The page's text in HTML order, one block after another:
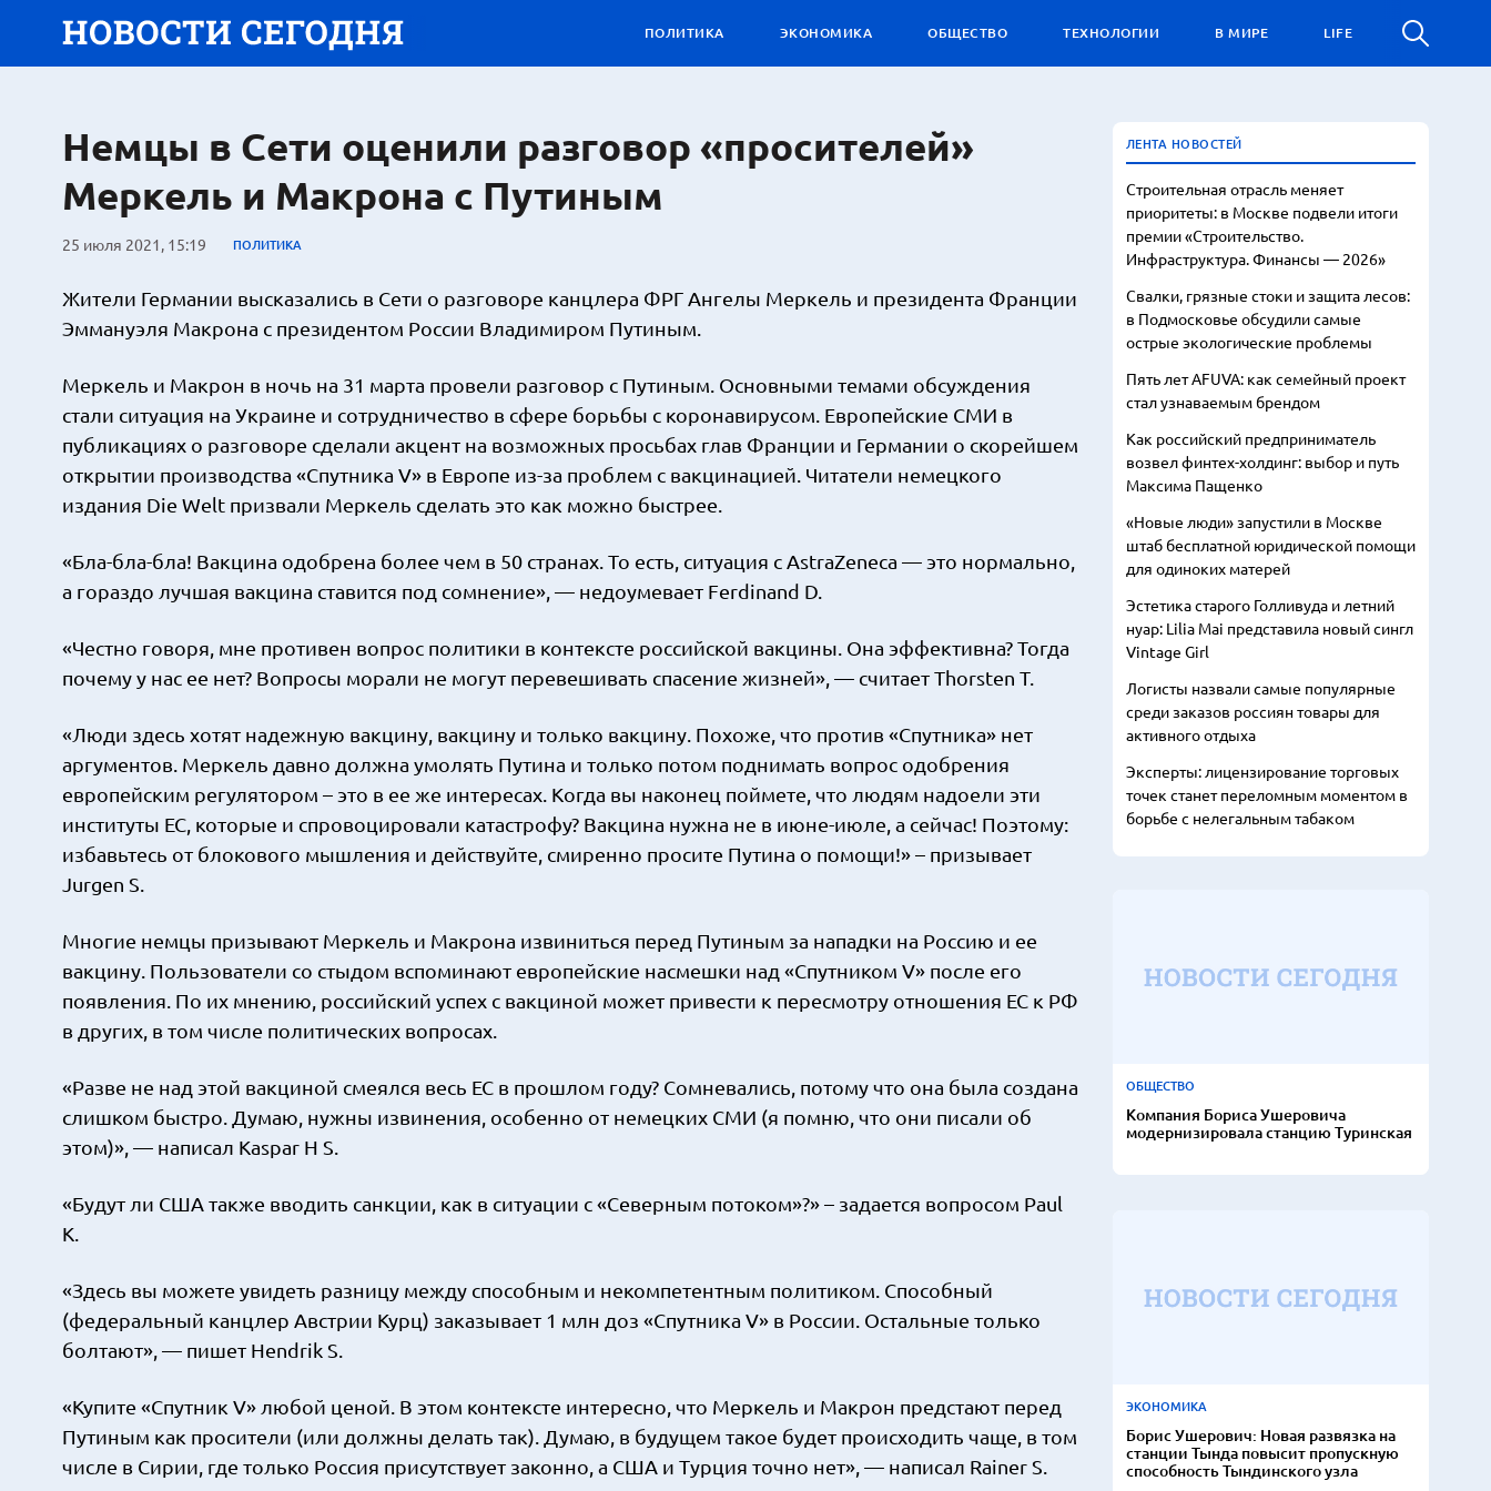
ПОЛИТИКА ЭКОНОМИКА ОБЩЕСТВО ТЕХНОЛОГИИ В МИРЕ LIFE
Немцы в Сети оценили разговор «просителей»
Меркель и Макрона с Путиным
25 июля 2021, 15:19 ПОЛИТИКА
Жители Германии высказались в Сети о разговоре канцлера ФРГ Ангелы Меркель и президента Франции
Эммануэля Макрона с президентом России Владимиром Путиным.
Меркель и Макрон в ночь на 31 марта провели разговор с Путиным. Основными темами обсуждения
стали ситуация на Украине и сотрудничество в сфере борьбы с коронавирусом. Европейские СМИ в
публикациях о разговоре сделали акцент на возможных просьбах глав Франции и Германии о скорейшем
открытии производства «Спутника V» в Европе из-за проблем с вакцинацией. Читатели немецкого
издания Die Welt призвали Меркель сделать это как можно быстрее.
«Бла-бла-бла! Вакцина одобрена более чем в 50 странах. То есть, ситуация с AstraZeneca — это нормально,
а гораздо лучшая вакцина ставится под сомнение», — недоумевает Ferdinand D.
«Честно говоря, мне противен вопрос политики в контексте российской вакцины. Она эффективна? Тогда
почему у нас ее нет? Вопросы морали не могут перевешивать спасение жизней», — считает Thorsten T.
«Люди здесь хотят надежную вакцину, вакцину и только вакцину. Похоже, что против «Спутника» нет
аргументов. Меркель давно должна умолять Путина и только потом поднимать вопрос одобрения
европейским регулятором – это в ее же интересах. Когда вы наконец поймете, что людям надоели эти
институты ЕС, которые и спровоцировали катастрофу? Вакцина нужна не в июне-июле, а сейчас! Поэтому:
избавьтесь от блокового мышления и действуйте, смиренно просите Путина о помощи!» – призывает
Jurgen S.
Многие немцы призывают Меркель и Макрона извиниться перед Путиным за нападки на Россию и ее
вакцину. Пользователи со стыдом вспоминают европейские насмешки над «Спутником V» после его
появления. По их мнению, российский успех с вакциной может привести к пересмотру отношения ЕС к РФ
в других, в том числе политических вопросах.
«Разве не над этой вакциной смеялся весь ЕС в прошлом году? Сомневались, потому что она была создана
слишком быстро. Думаю, нужны извинения, особенно от немецких СМИ (я помню, что они писали об
этом)», — написал Kaspar H S.
«Будут ли США также вводить санкции, как в ситуации с «Северным потоком»?» – задается вопросом Paul
K.
«Здесь вы можете увидеть разницу между способным и некомпетентным политиком. Способный
(федеральный канцлер Австрии Курц) заказывает 1 млн доз «Спутника V» в России. Остальные только
болтают», — пишет Hendrik S.
«Купите «Спутник V» любой ценой. В этом контексте интересно, что Меркель и Макрон предстают перед
Путиным как просители (или должны делать так). Думаю, в будущем такое будет происходить чаще, в том
числе в Сирии, где только Россия присутствует законно, а США и Турция точно нет», — написал Rainer S.
ЛЕНТА НОВОСТЕЙ
Строительная отрасль меняет
приоритеты: в Москве подвели итоги
премии «Строительство.
Инфраструктура. Финансы — 2026»
Свалки, грязные стоки и защита лесов:
в Подмосковье обсудили самые
острые экологические проблемы
Пять лет AFUVA: как семейный проект
стал узнаваемым брендом
Как российский предприниматель
возвел финтех-холдинг: выбор и путь
Максима Пащенко
«Новые люди» запустили в Москве
штаб бесплатной юридической помощи
для одиноких матерей
Эстетика старого Голливуда и летний
нуар: Lilia Mai представила новый сингл
Vintage Girl
Логисты назвали самые популярные
среди заказов россиян товары для
активного отдыха
Эксперты: лицензирование торговых
точек станет переломным моментом в
борьбе с нелегальным табаком
ОБЩЕСТВО
Компания Бориса Ушеровича
модернизировала станцию Туринская
ЭКОНОМИКА
Борис Ушерович: Новая развязка на
станции Тында повысит пропускную
способность Тындинского узла